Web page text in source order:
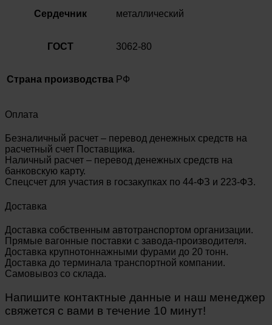
Сердечник металлический
ГОСТ 3062-80
Страна производства РФ
Оплата
Безналичный расчет – перевод денежных средств на
расчетный счет Поставщика.
Наличный расчет – перевод денежных средств на
банковскую карту.
Спецсчет для участия в госзакупках по 44-ФЗ и 223-ФЗ.
Доставка
Доставка собственным автотранспортом организации.
Прямые вагонные поставки с завода-производителя.
Доставка крупнотоннажными фурами до 20 тонн.
Доставка до терминала транспортной компании.
Самовывоз со склада.
Напишите контактные данные и наш менеджер
свяжется с вами в течение 10 минут!